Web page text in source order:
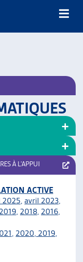
À L’APPUI
ACTIVE
2025, avril 2023,
, 2018, 2016,
, 2020, 2019,